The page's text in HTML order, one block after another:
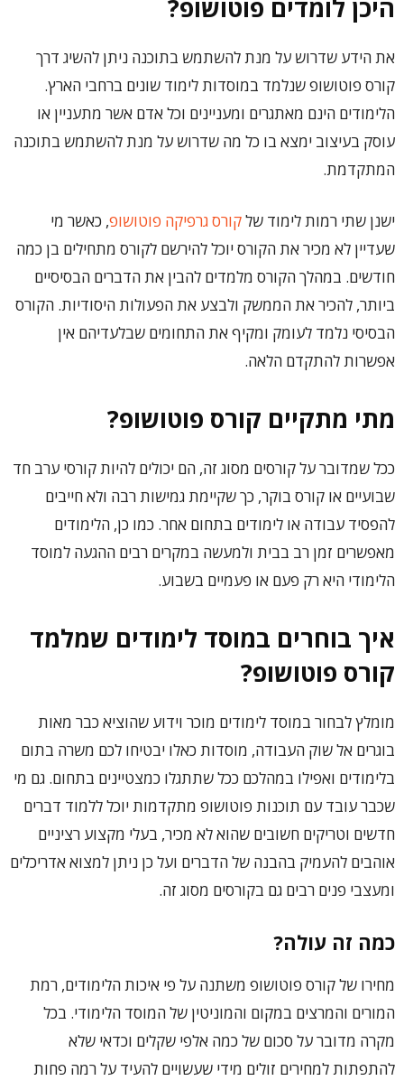
היכן לומדים פוטושופ?
את הידע שדרוש על מנת להשתמש בתוכנה ניתן להשיג דרך
קורס פוטושופ שנלמד במוסדות לימוד שונים ברחבי הארץ.
הלימודים הינם מאתגרים ומעניינים וכל אדם אשר מתעניין או
עוסק בעיצוב ימצא בו כל מה שדרוש על מנת להשתמש בתוכנה
המתקדמת.
ישנן שתי רמות לימוד שלקורס גרפיקה פוטושופ, כאשר מי
שעדיין לא מכיר את הקורס יוכל להירשם לקורס מתחילים בן כמה
חודשים. במהלך הקורס מלמדים להבין את הדברים הבסיסיים
ביותר, להכיר את הממשק ולבצע את הפעולות היסודיות. הקורס
הבסיסי נלמד לעומק ומקיף את התחומים שבלעדיהם אין
אפשרות להתקדם הלאה.
מתי מתקיים קורס פוטושופ?
ככל שמדובר על קורסים מסוג זה, הם יכולים להיות קורסי ערב חד
שבועיים או קורס בוקר, כך שקיימת גמישות רבה ולא חייבים
להפסיד עבודה או לימודים בתחום אחר. כמו כן, הלימודים
מאפשרים זמן רב בבית ולמעשה במקרים רבים ההגעה למוסד
הלימודי היא רק פעם או פעמיים בשבוע.
איך בוחרים במוסד לימודים שמלמד
קורס פוטושופ?
מומלץ לבחור במוסד לימודים מוכר וידוע שהוציא כבר מאות
בוגרים אל שוק העבודה, מוסדות כאלו יבטיחו לכם משרה בתום
בלימודים ואפילו במהלכם ככל שתתגלו כמצטיינים בתחום. גם מי
שכבר עובד עם תוכנות פוטושופ מתקדמות יוכל ללמוד דברים
חדשים וטריקים חשובים שהוא לא מכיר, בעלי מקצוע רציניים
אוהבים להעמיק בהבנה של הדברים ועל כן ניתן למצוא אדריכלים
ומעצבי פנים רבים גם בקורסים מסוג זה.
כמה זה עולה?
מחירו של קורס פוטושופ משתנה על פי איכות הלימודים, רמת
המורים והמרצים במקום והמוניטין של המוסד הלימודי. בכל
מקרה מדובר על סכום של כמה אלפי שקלים וכדאי שלא
להתפתות למחירים זולים מידי שעשויים להעיד על רמה פחות